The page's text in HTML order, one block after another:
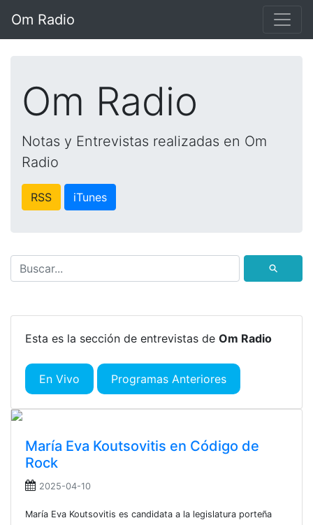
Om Radio
Om Radio
Notas y Entrevistas realizadas en Om
Radio
RSS iTunes
⚲
Esta es la sección de entrevistas de Om Radio
En Vivo Programas Anteriores
María Eva Koutsovitis en Código de
Rock
2025-04-10
María Eva Koutsovitis es candidata a la legislatura porteña